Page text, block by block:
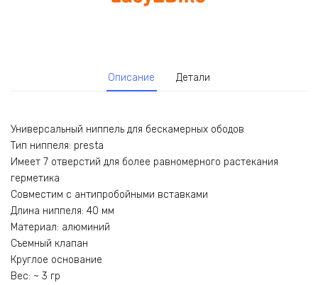
Описание Детали
Универсальный ниппель для бескамерных ободов
Тип ниппеля: presta
Имеет 7 отверстий для более равномерного растекания
герметика
Совместим с антипробойными вставками
Длина ниппеля: 40 мм
Материал: алюминий
Съемный клапан
Круглое основание
Вес: ~ 3 гр